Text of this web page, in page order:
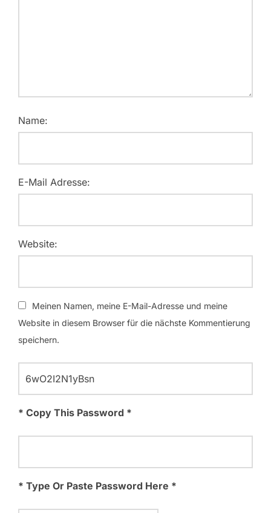
Name:
E-Mail Adresse:
Website:
Meinen Namen, meine E-Mail-Adresse und meine
Website in diesem Browser für die nächste Kommentierung
speichern.
* Copy This Password *
* Type Or Paste Password Here *